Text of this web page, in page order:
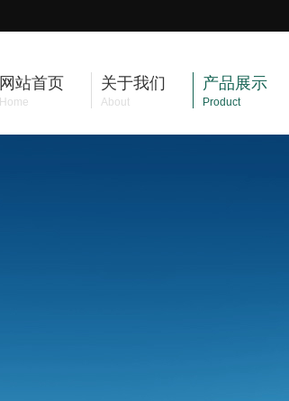
网站首页
Home
关于我们
About
产品展示
Product